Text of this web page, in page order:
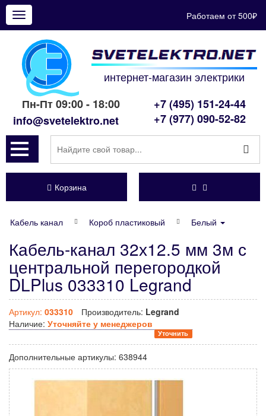
Показать
меню
Работаем от 500₽
интернет-магазин электрики
Пн-Пт 09:00 - 18:00
info@svetelektro.net
+7 (495) 151-24-44
+7 (977) 090-52-82
Корзина
Кабель канал Короб пластиковый Белый
Кабель-канал 32х12.5 мм 3м с
центральной перегородкой
DLPlus 033310 Legrand
Артикул: 033310 Производитель: Legrand
Наличие: Уточняйте у менеджеров
Уточнить
Дополнительные артикулы: 638944